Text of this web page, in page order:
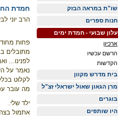
שו"ת במראה הבזק
חנות ספרים
עלון שבועי - חמדת ימים
ארכיון
הרשם עכשיו
הקדשות
בית מדרש מקוון
מרן הגאון שאול ישראלי זצ"ל
בוגרים
היו שותפים
חמדת
הרב יוני
פחות
מתובלים
לפנינו...
נאמר על
לקלוט
מה עובר
ילד שלי.
אתמול